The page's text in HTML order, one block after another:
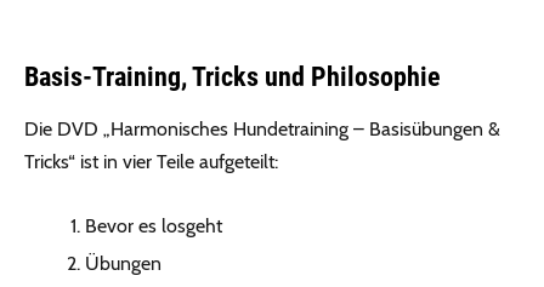
Basis-Training, Tricks und Philosophie
Die DVD „Harmonisches Hundetraining – Basisübungen &
Tricks“ ist in vier Teile aufgeteilt:
Bevor es losgeht
Übungen